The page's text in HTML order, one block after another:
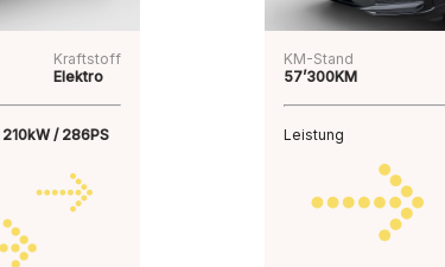
Kraftstoff
Elektro
210kW / 286PS
KM-Stand
57’300KM
Leistung